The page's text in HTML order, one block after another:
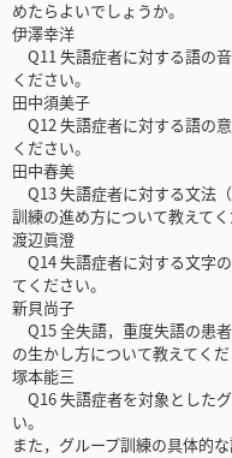
めたらよいでしょうか。
伊澤幸洋
Q11 失語症者に対する語の
ください。
田中須美子
Q12 失語症者に対する語の
ください。
田中春美
Q13 失語症者に対する文法
訓練の進め方について教えてく
渡辺眞澄
Q14 失語症者に対する文字
てください。
新貝尚子
Q15 全失語，重度失語の患
の生かし方について教えてくだ
塚本能三
Q16 失語症者を対象とした
い。
また，グループ訓練の具体的